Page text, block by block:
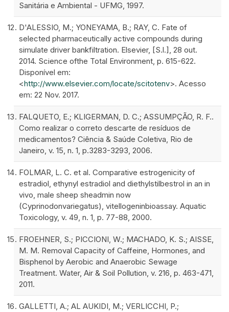
Sanitária e Ambiental - UFMG, 1997.
D'ALESSIO, M.; YONEYAMA, B.; RAY, C. Fate of
selected pharmaceutically active compounds during
simulate driver bankfiltration. Elsevier, [S.l.], 28 out.
2014. Science ofthe Total Environment, p. 615-622.
Disponível em:
<http://www.elsevier.com/locate/scitotenv>. Acesso
em: 22 Nov. 2017.
FALQUETO, E.; KLIGERMAN, D. C.; ASSUMPÇÃO, R. F..
Como realizar o correto descarte de resíduos de
medicamentos? Ciência & Saúde Coletiva, Rio de
Janeiro, v. 15, n. 1, p.3283-3293, 2006.
FOLMAR, L. C. et al. Comparative estrogenicity of
estradiol, ethynyl estradiol and diethylstilbestrol in an in
vivo, male sheep sheadmin now
(Cyprinodonvariegatus), vitellogeninbioassay. Aquatic
Toxicology, v. 49, n. 1, p. 77-88, 2000.
FROEHNER, S.; PICCIONI, W.; MACHADO, K. S.; AISSE,
M. M. Removal Capacity of Caffeine, Hormones, and
Bisphenol by Aerobic and Anaerobic Sewage
Treatment. Water, Air & Soil Pollution, v. 216, p. 463-471,
2011.
GALLETTI, A.; AL AUKIDI, M.; VERLICCHI, P.;